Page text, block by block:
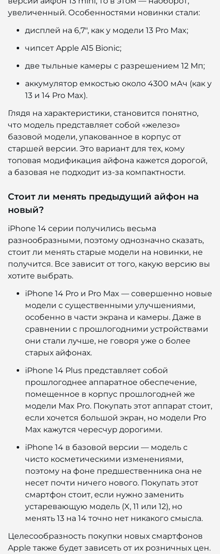
увеличенный. Особенностями новинки стали:
дисплей на 6,7", как у модели 13 Pro Max;
чипсет Apple A15 Bionic;
две тыльные камеры с разрешением 12 Мп;
аккумулятор емкостью около 4300 мАч (как у
13 и 14 Pro Max).
Глядя на характеристики, становится понятно,
что модель представляет собой «железо»
базовой модели, упакованное в корпус от
старшей версии. Это вариант для тех, кому
топовая модификация айфона кажется дорогой,
а базовая не подходит из-за компактности.
Стоит ли менять предыдущий айфон на
новый?
iPhone 14 серии получились весьма
разнообразными, поэтому однозначно сказать,
стоит ли менять старые модели на новинки, не
получится. Все зависит от того, какую версию вы
хотите выбрать.
iPhone 14 Pro и Pro Max — совершенно новые
модели с существенными улучшениями,
особенно в части экрана и камеры. Даже в
сравнении с прошлогодними устройствами
они стали лучше, не говоря уже о более
старых айфонах.
iPhone 14 Plus представляет собой
прошлогоднее аппаратное обеспечение,
помещенное в корпус прошлогодней же
модели Max Pro. Покупать этот аппарат стоит,
если хочется большой экран, но модели Pro
Max кажутся чересчур дорогими.
iPhone 14 в базовой версии — модель с
чисто косметическими изменениями,
поэтому на фоне предшественника она не
несет почти ничего нового. Покупать этот
смартфон стоит, если нужно заменить
устаревающую модель (X, 11 или 12), но
менять 13 на 14 точно нет никакого смысла.
Целесообразность покупки новых смартфонов
Apple также будет зависеть от их розничных цен.